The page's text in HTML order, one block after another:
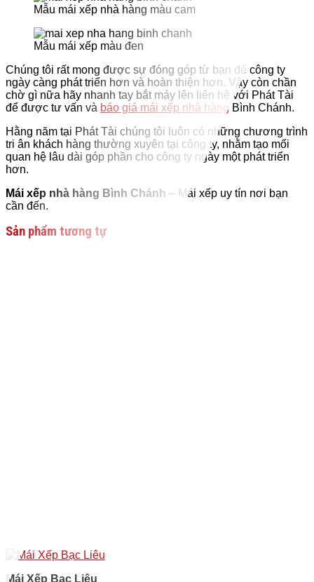
Mẫu mái xếp nhà hàng màu cam
Mẫu mái xếp màu đen
Chúng tôi rất mong được sự đóng góp từ bạn để công ty
ngày càng phát triển hơn và hoàn thiện hơn. Vậy còn chần
chờ gì nữa hãy nhanh tay bắt máy lên liên hệ với Phát Tài
để được tư vấn và báo giá mái xếp nhà hàng Bình Chánh.
Hằng năm tại Phát Tài chúng tôi luôn có những chương trình
tri ân khách hàng thường xuyên tại công ty, nhằm tạo mối
quan hệ lâu dài góp phần cho công ty ngày một phát triển
hơn.
Mái xếp nhà hàng Bình Chánh – Mái xếp uy tín nơi bạn
cần đến.
Sản phẩm tương tự
Mái Xếp Bạc Liêu